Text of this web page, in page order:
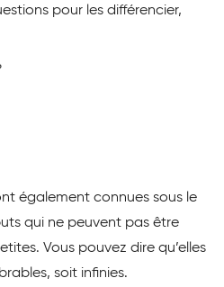
pour les différencier,
également connues sous le
qui ne peuvent pas être
Vous pouvez dire qu’elles
soit infinies.